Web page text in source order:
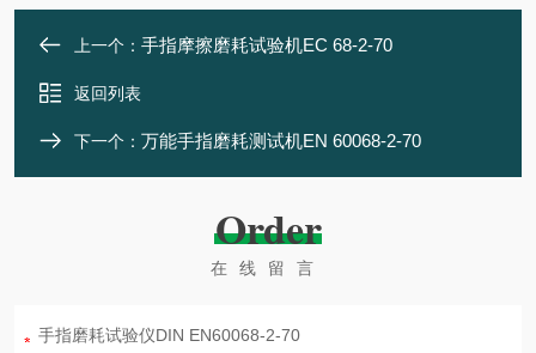
上一个： 手指摩擦磨耗试验机EC 68-2-70
返回列表
下一个： 万能手指磨耗测试机EN 60068-2-70
Order
在线留言